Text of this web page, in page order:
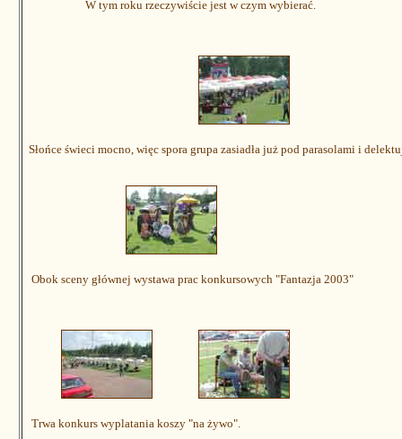
W tym roku rzeczywiście jest w czym wybierać.
Słońce świeci mocno, więc spora grupa zasiadła już pod parasolami i
Obok sceny głównej wystawa prac konkursowych "Fantazja 2003"
Trwa konkurs wyplatania koszy "na żywo".